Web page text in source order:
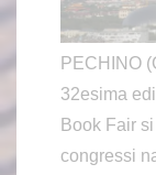
PECHINO
32esima
Book Fair
congressi